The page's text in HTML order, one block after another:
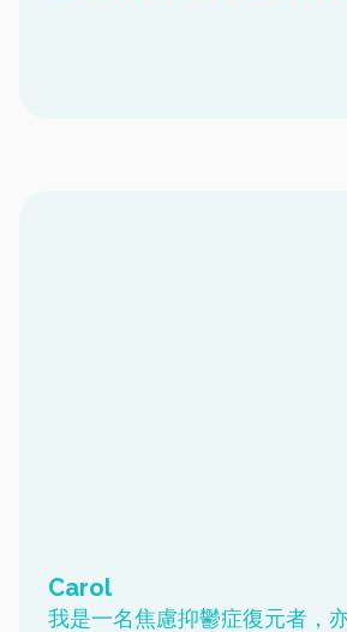
Carol
我是一名焦慮抑鬱症復元者，